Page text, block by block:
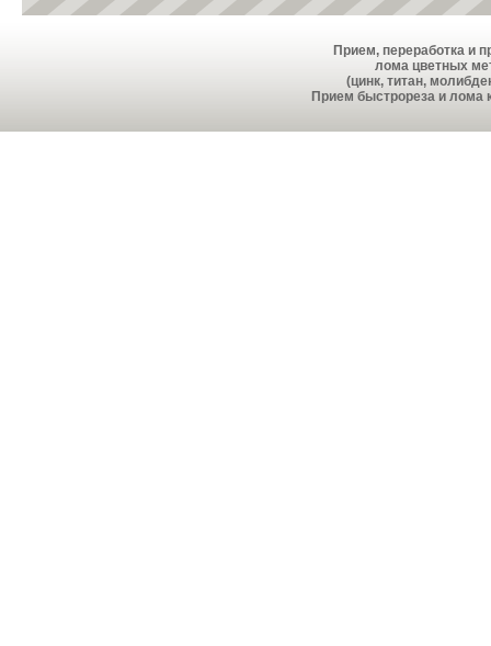
Прием, переработка и
лома цветных
(цинк, титан,
Прием быстрореза и лома